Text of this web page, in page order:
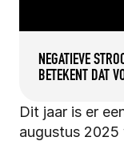
NEGATIEVE
BETEKENT DAT
Dit jaar is er
augustus 2025